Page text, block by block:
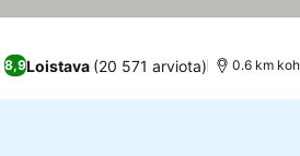
8,9Loistava (20 571 arviota) 0.6 km